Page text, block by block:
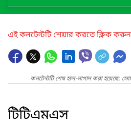
এই কনটেন্টটি শেয়ার করতে ক্লিক করুন
কনটেন্টটি শেষ হাল-নাগাদ করা হয়েছে:
টিটিএমএস